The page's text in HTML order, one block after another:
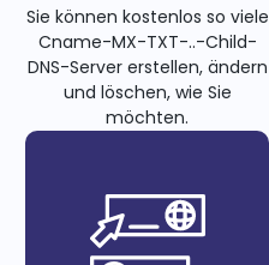
Sie können kostenlos so viele
Cname-MX-TXT-..-Child-
DNS-Server erstellen, ändern
und löschen, wie Sie
möchten.